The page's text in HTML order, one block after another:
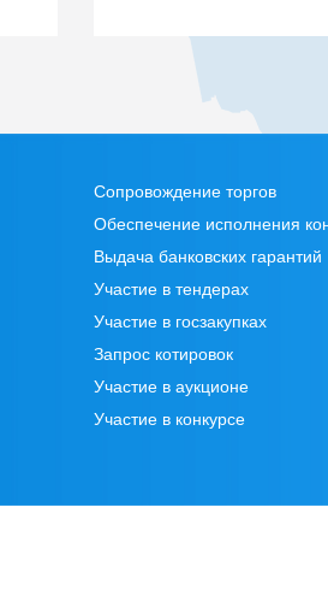
Сопровождение торгов
Обеспечение исполнения
Выдача банковских гарантий
Участие в тендерах
Участие в госзакупках
Запрос котировок
Участие в аукционе
Участие в конкурсе